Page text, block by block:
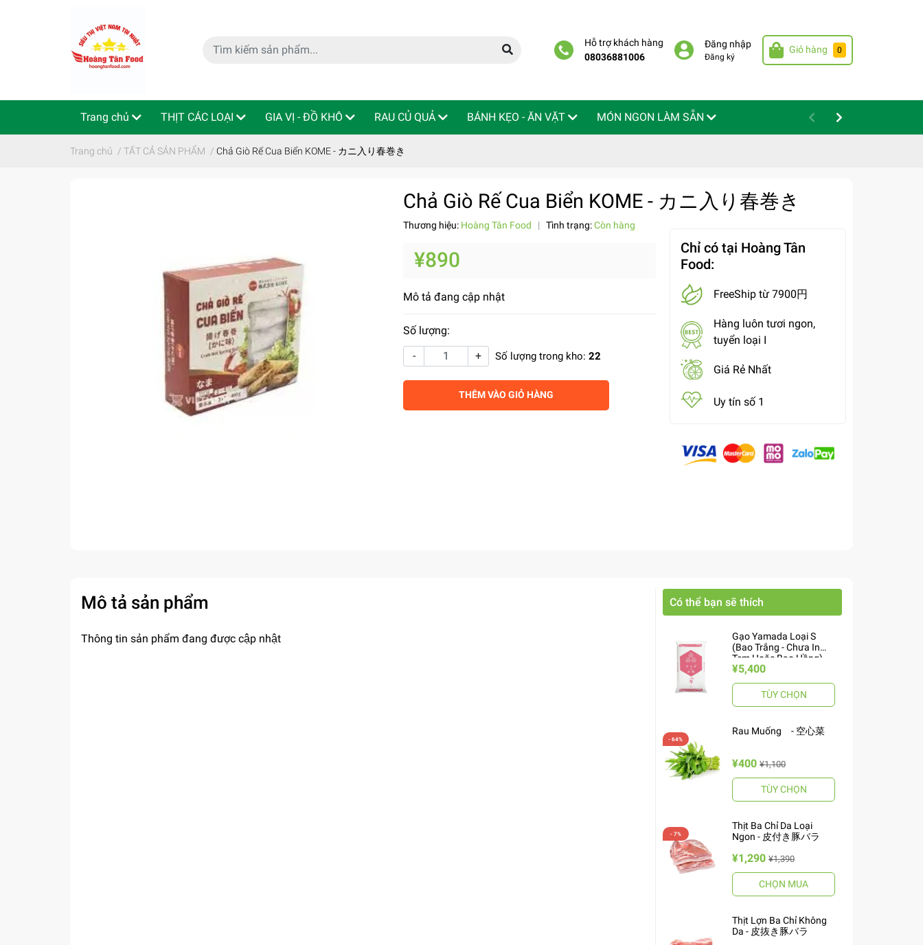
Hỗ trợ khách hàng
08036881006
Đăng nhập
Đăng ký
Giỏ hàng 0
Trang chủ THỊT CÁC LOẠI GIA VỊ - ĐỒ KHÔ RAU CỦ QUẢ BÁNH KẸO - ĂN VẶT MÓN NGON LÀM SẴN
特定商取引法 Indo - ThaiLan
Trang chủ / TẤT CẢ SẢN PHẨM / Chả Giò Rế Cua Biển KOME - カニ入り春巻き
Chả Giò Rế Cua Biển KOME - カニ入り春巻き
Thương hiệu: Hoàng Tân Food | Tình trạng:Còn hàng
¥890
Mô tả đang cập nhật
Số lượng:
-
+ Số lượng trong kho: 22
THÊM VÀO GIỎ HÀNG
Chỉ có tại Hoàng Tân
Food:
FreeShip từ 7900円
Hàng luôn tươi ngon,
tuyển loại I
Giá Rẻ Nhất
Uy tín số 1
Mô tả sản phẩm
Thông tin sản phẩm đang được cập nhật
Có thể bạn sẽ thích
Gạo Yamada Loại S
(Bao Trắng - Chưa In
Tem Hoặc Bao Hồng)
10kg ヤマダお米 S
¥5,400
TÙY CHỌN
Rau Muống - 空心菜
¥400 ¥1,100
TÙY CHỌN
Thịt Ba Chỉ Da Loại
Ngon - 皮付き豚バラ
¥1,290 ¥1,390
CHỌN MUA
Thịt Lợn Ba Chỉ Không
Da - 皮抜き豚バラ